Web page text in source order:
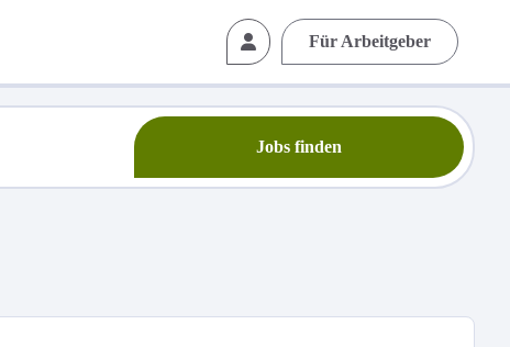
Für Arbeitgeber
Jobs finden